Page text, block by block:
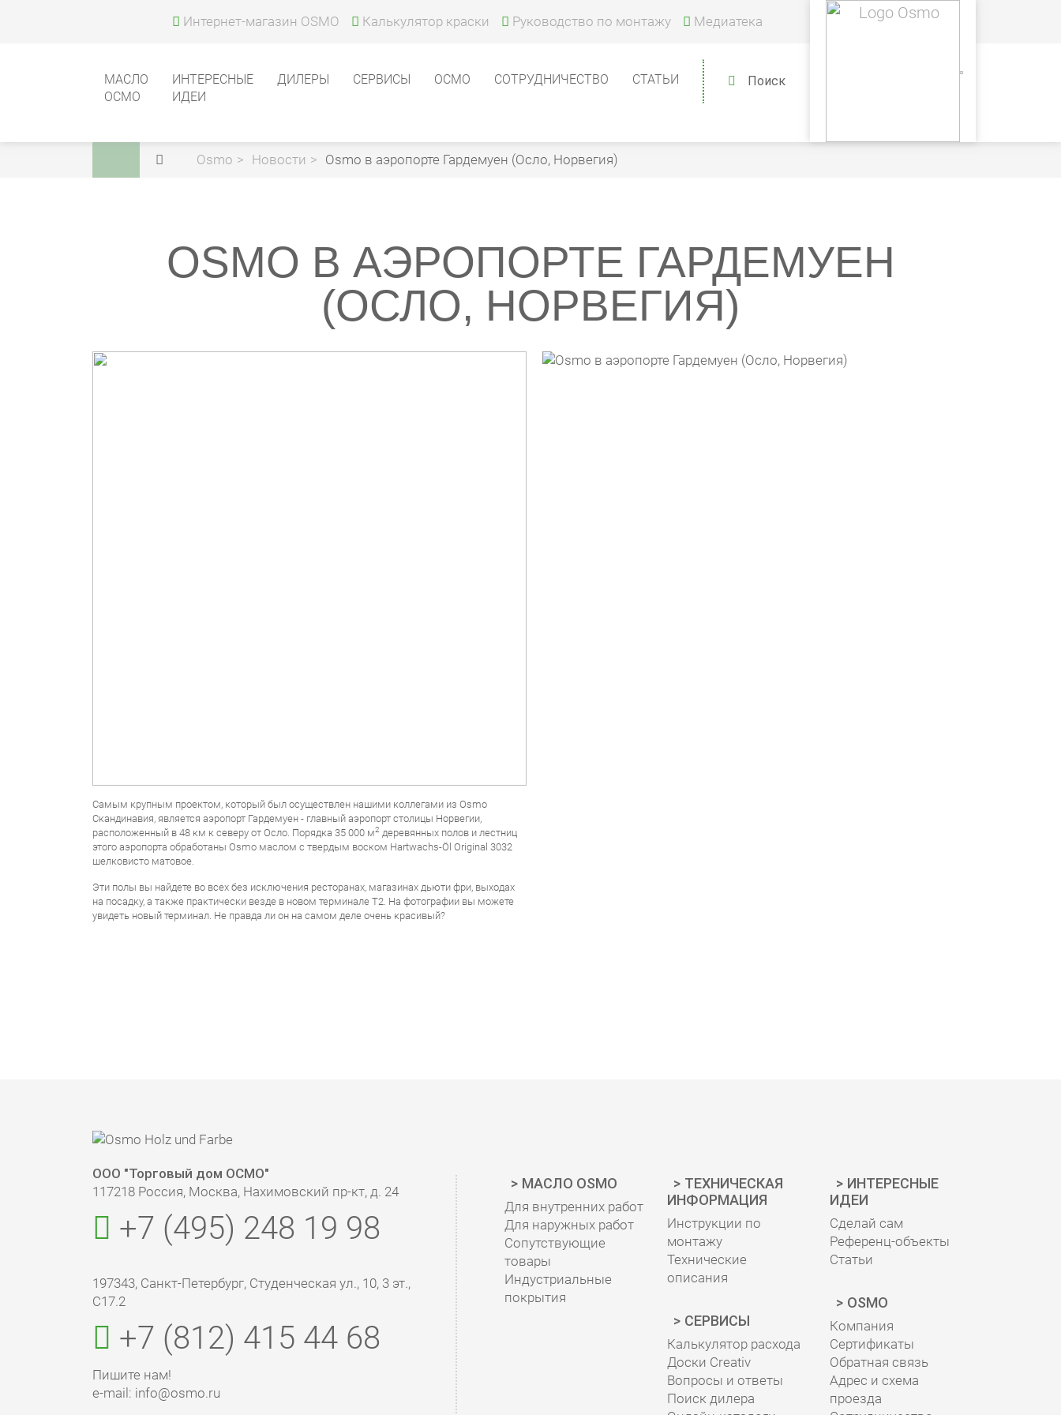
Интернет-магазин OSMO Калькулятор краски Руководство по монтажу Медиатека
МАСЛО
ОСМО
ИНТЕРЕСНЫЕ
ИДЕИ
ДИЛЕРЫ СЕРВИСЫ ОСМО СОТРУДНИЧЕСТВО СТАТЬИ Поиск
Osmo Новости Osmo в аэропорте Гардемуен (Осло, Норвегия)
OSMO В АЭРОПОРТЕ ГАРДЕМУЕН
(ОСЛО, НОРВЕГИЯ)
Самым крупным проектом, который был осуществлен нашими коллегами из Osmo
Скандинавия, является аэропорт Гардемуен - главный аэропорт столицы Норвегии,
расположенный в 48 км к северу от Осло. Порядка 35 000 м2 деревянных полов и лестниц
этого аэропорта обработаны Osmo маслом с твердым воском Hartwachs-Öl Original 3032
шелковисто матовое.
Эти полы вы найдете во всех без исключения ресторанах, магазинах дьюти фри, выходах
на посадку, а также практически везде в новом терминале Т2. На фотографии вы можете
увидеть новый терминал. Не правда ли он на самом деле очень красивый?
ООО "Торговый дом ОСМО"
117218 Россия, Москва, Нахимовский пр-кт, д. 24
+7 (495) 248 19 98
197343, Санкт-Петербург, Студенческая ул., 10, 3 эт.,
С17.2
+7 (812) 415 44 68
Пишите нам!
e-mail: info@osmo.ru
МАСЛО OSMO
Для внутренних работ
Для наружных работ
Сопутствующие
товары
Индустриальные
покрытия
ТЕХНИЧЕСКАЯ
ИНФОРМАЦИЯ
Инструкции по
монтажу
Технические
описания
СЕРВИСЫ
Калькулятор расхода
Доски Creativ
Вопросы и ответы
Поиск дилера
ИНТЕРЕСНЫЕ
ИДЕИ
Сделай сам
Референц-объекты
Статьи
OSMO
Компания
Сертификаты
Обратная связь
Адрес и схема
проезда